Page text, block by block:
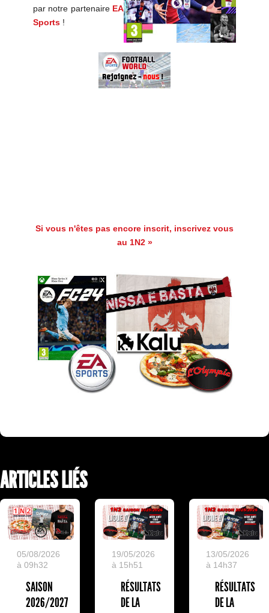
par notre partenaire EA
Sports !
Si vous n'êtes pas encore inscrit, inscrivez vous
au 1N2 »
ARTICLES LIÉS
05/08/2026
à 09h32
SAISON
2026/2027
19/05/2026
à 15h51
RÉSULTATS
DE LA
13/05/2026
à 14h37
RÉSULTATS
DE LA